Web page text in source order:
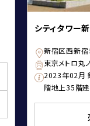
シティタワー
新宿区西新宿
東京メトロ丸
2023年02月
階地上35階